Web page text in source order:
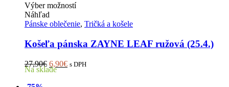
Výber možnostíTento
má
variantov.
Možnosti
si
môžete
Náhľad
Pánske oblečenie, Tričká a košele
Košeľa pánska ZAYNE LEAF ružová (25.4.)
27,90€ Pôvodná
cena
6,90€Aktuálna
s DPH
Na sklade